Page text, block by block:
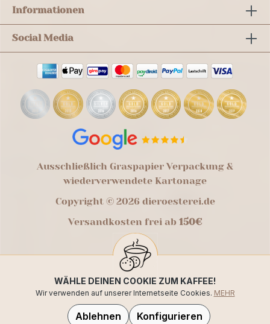
Informationen
Social Media
Ausschließlich Graspapier Verpackung &
wiederverwendete Kartonage
Copyright © 2026 dieroesterei.de
Versandkosten frei ab 150€
WÄHLE DEINEN COOKIE ZUM KAFFEE!
Wir verwenden auf unserer Internetseite Cookies. MEHR
Ablehnen Konfigurieren